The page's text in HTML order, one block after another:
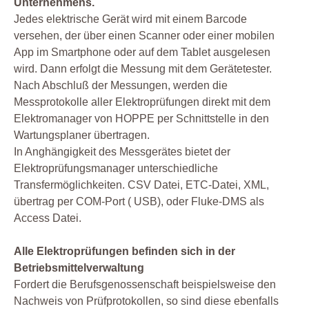
Unternehmens.
Jedes elektrische Gerät wird mit einem Barcode
versehen, der über einen Scanner oder einer mobilen
App im Smartphone oder auf dem Tablet ausgelesen
wird. Dann erfolgt die Messung mit dem Gerätetester.
Nach Abschluß der Messungen, werden die
Messprotokolle aller Elektroprüfungen direkt mit dem
Elektromanager von HOPPE per Schnittstelle in den
Wartungsplaner übertragen.
In Anghängigkeit des Messgerätes bietet der
Elektroprüfungsmanager unterschiedliche
Transfermöglichkeiten. CSV Datei, ETC-Datei, XML,
übertrag per COM-Port ( USB), oder Fluke-DMS als
Access Datei.
Alle Elektroprüfungen befinden sich in der
Betriebsmittelverwaltung
Fordert die Berufsgenossenschaft beispielsweise den
Nachweis von Prüfprotokollen, so sind diese ebenfalls